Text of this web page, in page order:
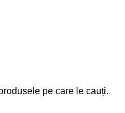
pe care le cauți.